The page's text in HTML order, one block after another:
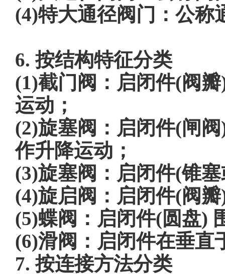
(4)特大通径阀门：公称
6. 按结构特征分类
(1)截门阀：启闭件(阀
运动；
(2)旋塞阀：启闭件(闸
作升降运动；
(3)旋塞阀：启闭件(锥
(4)旋启阀：启闭件(阀
(5)蝶阀：启闭件(圆盘)
(6)滑阀：启闭件在垂直
7. 按连接方法分类